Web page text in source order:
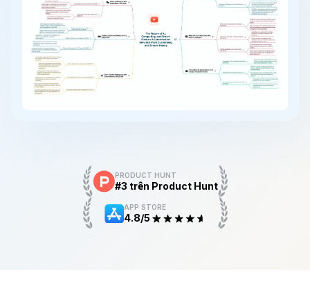
PRODUCT HUNT
#3 trên Product Hunt
APP STORE
4.8/5